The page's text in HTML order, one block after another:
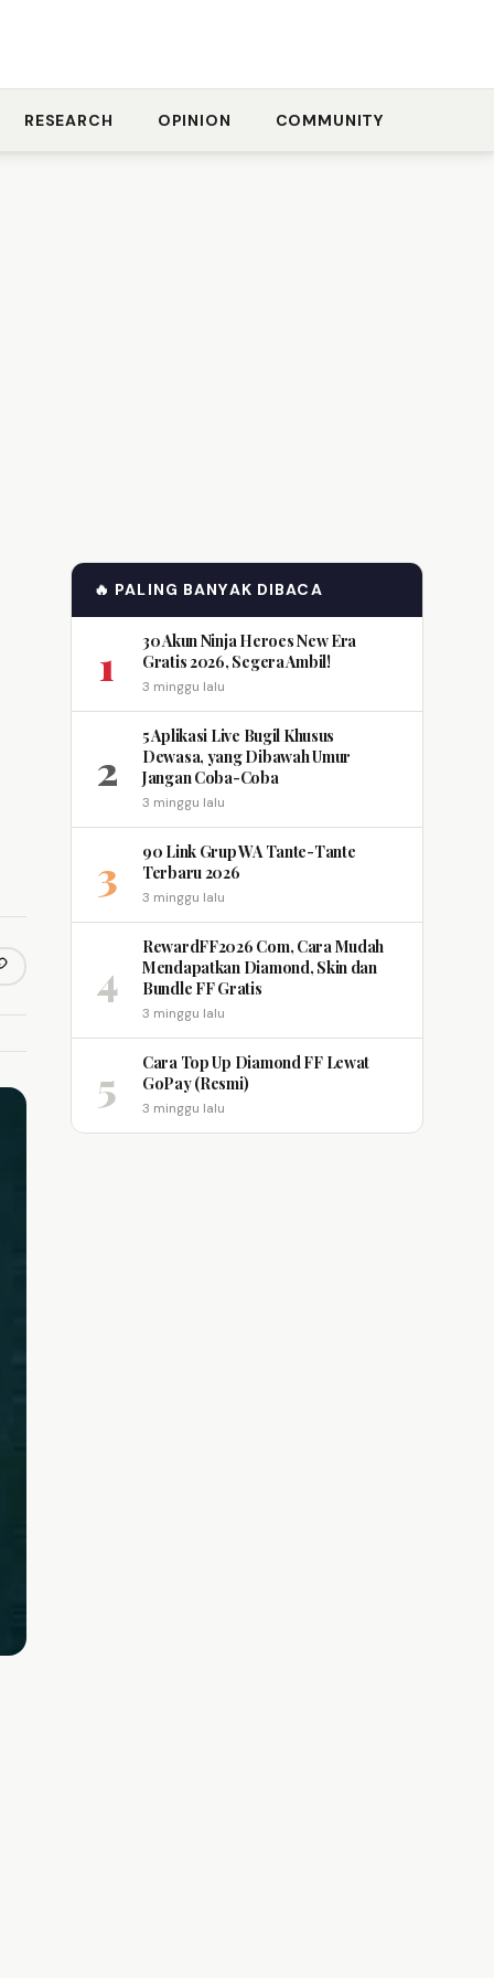
RESEARCH OPINION COMMUNITY
link
🔥 PALING BANYAK DIBACA
1
30 Akun Ninja Heroes New Era
Gratis 2026, Segera Ambil!
3 minggu lalu
2
5 Aplikasi Live Bugil Khusus
Dewasa, yang Dibawah Umur
Jangan Coba-Coba
3 minggu lalu
3
90 Link Grup WA Tante-Tante
Terbaru 2026
3 minggu lalu
4
RewardFF2026 Com, Cara Mudah
Mendapatkan Diamond, Skin dan
Bundle FF Gratis
3 minggu lalu
5
Cara Top Up Diamond FF Lewat
GoPay (Resmi)
3 minggu lalu